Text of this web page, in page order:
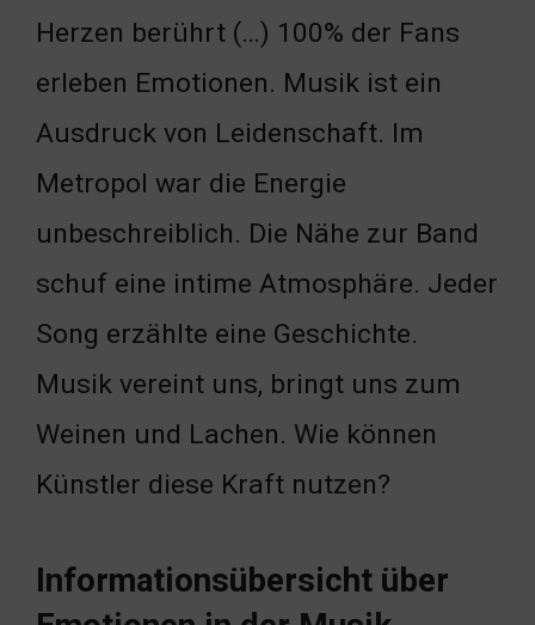
Herzen berührt (…) 100% der Fans
erleben Emotionen. Musik ist ein
Ausdruck von Leidenschaft. Im
Metropol war die Energie
unbeschreiblich. Die Nähe zur Band
schuf eine intime Atmosphäre. Jeder
Song erzählte eine Geschichte.
Musik vereint uns, bringt uns zum
Weinen und Lachen. Wie können
Künstler diese Kraft nutzen?
Informationsübersicht über